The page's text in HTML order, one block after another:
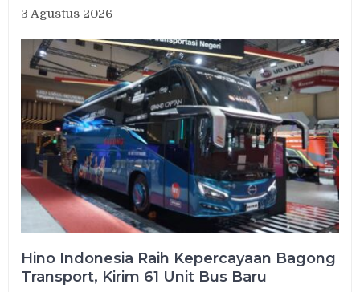
3 Agustus 2026
Hino Indonesia Raih Kepercayaan Bagong
Transport, Kirim 61 Unit Bus Baru